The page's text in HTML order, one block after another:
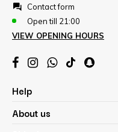
Contact form
Open till 21:00
VIEW OPENING HOURS
Help
About us